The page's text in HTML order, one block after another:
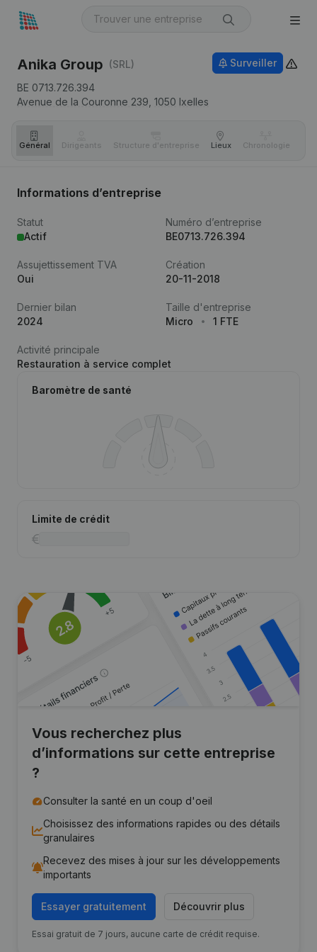
Anika Group (SRL)
BE 0713.726.394
Avenue de la Couronne 239, 1050 Ixelles
Surveiller
Général Dirigeants Structure d'entreprise Lieux Chronologie
Informations d’entreprise
Statut
Actif
Numéro d’entreprise
BE0713.726.394
Assujettissement TVA
Oui
Création
20-11-2018
Dernier bilan
2024
Taille d'entreprise
Micro
1 FTE
Activité principale
Restauration à service complet
Baromètre de santé
Limite de crédit
Vous recherchez plus
d’informations sur cette entreprise
?
Consulter la santé en un coup d'oeil
Choisissez des informations rapides ou des détails
granulaires
Recevez des mises à jour sur les développements
importants
Essayer gratuitement Découvrir plus
Essai gratuit de 7 jours, aucune carte de crédit requise.